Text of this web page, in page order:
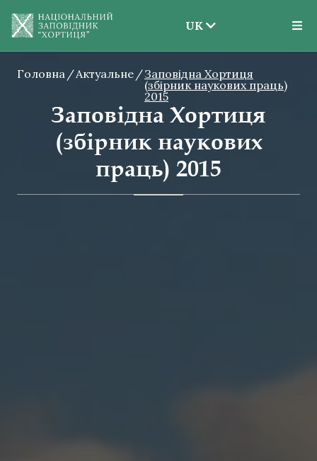
UK
EN
UK
Головна Актуальне
Заповідна Хортиця
(збірник наукових праць)
2015
Заповідна Хортиця
(збірник наукових
праць) 2015